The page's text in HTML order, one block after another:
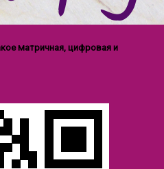
матричная, цифровая и